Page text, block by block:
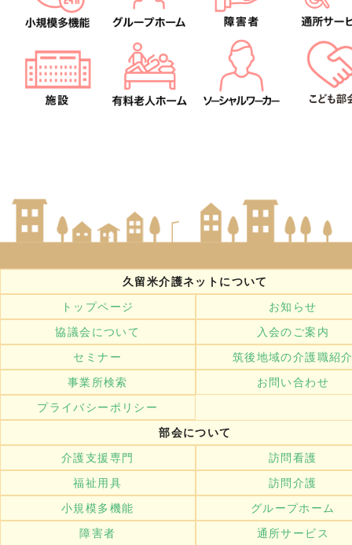
久留米介護ネットについて
トップページ
お知らせ
協議会について
入会のご案内
セミナー
筑後地域の介護職紹
事業所検索
お問い合わせ
プライバシーポリシー
部会について
介護支援専門
訪問看護
福祉用具
訪問介護
小規模多機能
グループホーム
障害者
通所サービス